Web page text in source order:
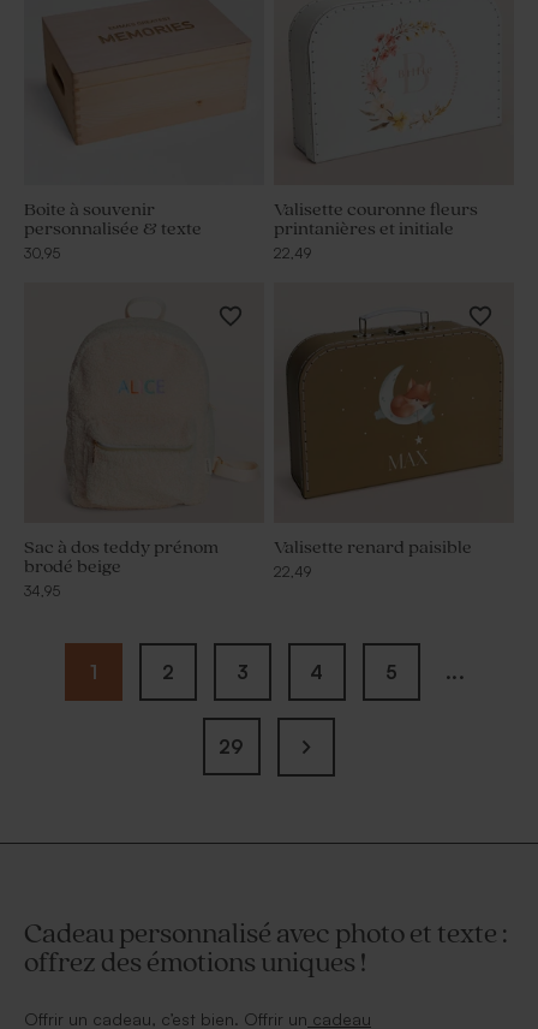
Boite à souvenir
personnalisée & texte
30,95
Valisette couronne fleurs
printanières et initiale
22,49
Sac à dos teddy prénom
brodé beige
34,95
Valisette renard paisible
22,49
1 2 3 4 5 ...
29
Cadeau personnalisé avec photo et texte :
offrez des émotions uniques !
Offrir un cadeau, c’est bien. Offrir un cadeau